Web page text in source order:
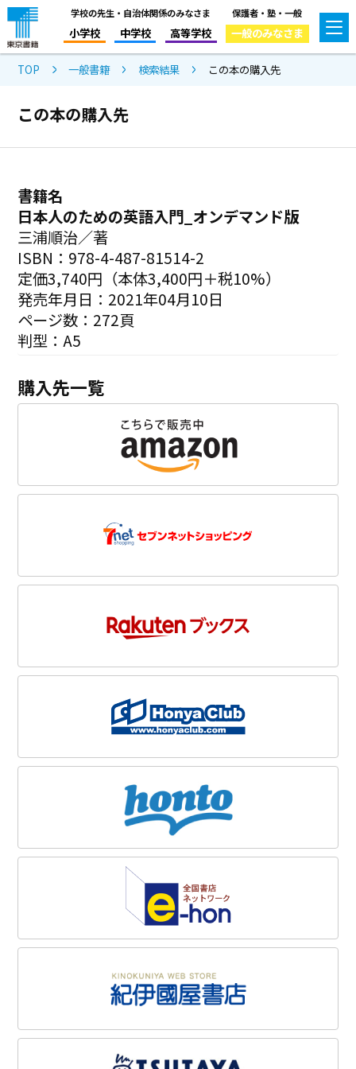
学校の先生・自治体関係のみなさま
小学校 中学校 高等学校
保護者・塾・一般
一般のみなさま
TOP 一般書籍 検索結果 この本の購入先
この本の購入先
書籍名
日本人のための英語入門_オンデマンド版
三浦順治／著
ISBN：978-4-487-81514-2
定価3,740円（本体3,400円＋税10%）
発売年月日：2021年04月10日
ページ数：272頁
判型：A5
購入先一覧